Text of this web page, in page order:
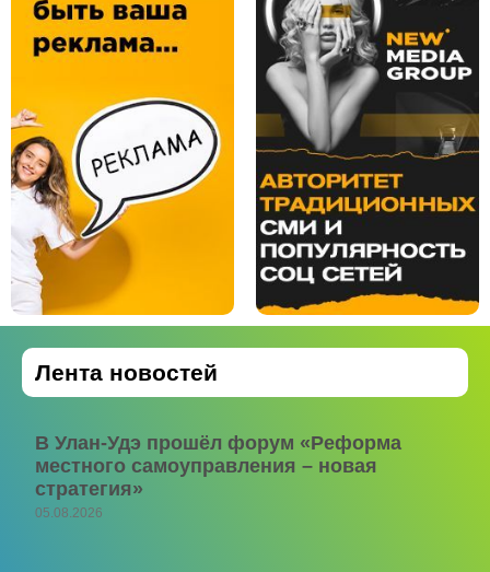
Лента новостей
В Улан-Удэ прошёл форум «Реформа
местного самоуправления – новая
стратегия»
05.08.2026